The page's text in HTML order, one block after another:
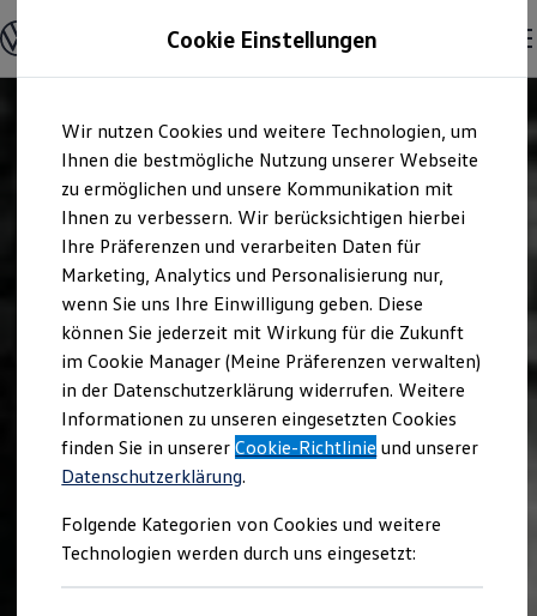
Hauptinhalt
springen
Footer
springen
Modelle und Konfigurator
Konfigurator
Modelle vergleichen
Elektroautos
ENERGY Sondermodelle
Nutzfahrzeuge
SUV und CUV
Familienautos
Kombis
Kompaktwagen
Sportwagen
Schnell verfügbare Fahrzeuge
Angebote und Produkte
Aktuelle Angebote
E-Auto-Förderung
Volkswagen Marktplatz
Die ENERGY Sondermodelle
Junge Gebrauchtwagen und Gebrauchtwagen
Volkswagen Zertifizierte Gebrauchtwagen
Elektromobilität bei Gebrauchtwagen
Saisonangebote
Reifenpakete
Leasing
Leasing-Angebote
Cookie Einstellungen
Wir nutzen Cookies und weitere Technologien, um
Ihnen die bestmögliche Nutzung unserer Webseite
zu ermöglichen und unsere Kommunikation mit
Ihnen zu verbessern. Wir berücksichtigen hierbei
Ihre Präferenzen und verarbeiten Daten für
Marketing, Analytics und Personalisierung nur,
wenn Sie uns Ihre Einwilligung geben. Diese
können Sie jederzeit mit Wirkung für die Zukunft
im Cookie Manager (Meine Präferenzen verwalten)
in der Datenschutzerklärung widerrufen. Weitere
Informationen zu unseren eingesetzten Cookies
finden Sie in unsererCookie-Richtlinie und unserer
Datenschutzerklärung.
Folgende Kategorien von Cookies und weitere
Technologien werden durch uns eingesetzt: